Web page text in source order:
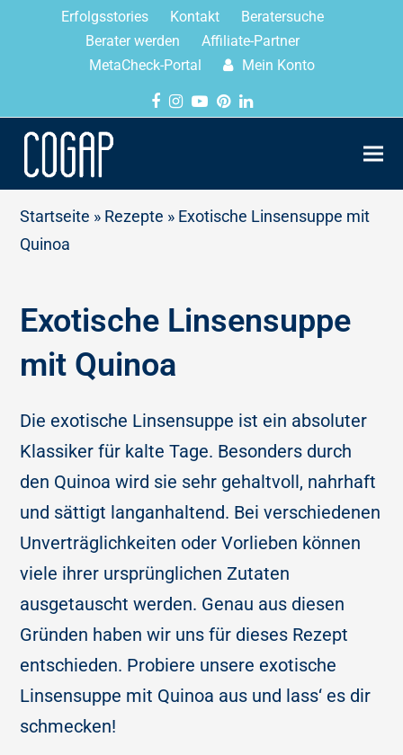
Erfolgsstories Kontakt
Beratersuche
Berater werden
Affiliate-Partner
MetaCheck-Portal
Mein Konto
Startseite » Rezepte » Exotische Linsensuppe mit
Quinoa
Exotische Linsensuppe
mit Quinoa
Die exotische Linsensuppe ist ein absoluter
Klassiker für kalte Tage. Besonders durch
den Quinoa wird sie sehr gehaltvoll, nahrhaft
und sättigt langanhaltend. Bei verschiedenen
Unverträglichkeiten oder Vorlieben können
viele ihrer ursprünglichen Zutaten
ausgetauscht werden. Genau aus diesen
Gründen haben wir uns für dieses Rezept
entschieden. Probiere unsere exotische
Linsensuppe mit Quinoa aus und lass‘ es dir
schmecken!